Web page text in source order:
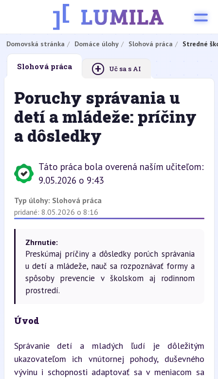
Domovská stránka Domáce úlohy Slohová práca Stredné
Slohová práca + Uč sa s AI
Poruchy správania u
detí a mládeže: príčiny
a dôsledky
Táto práca bola overená naším učiteľom:
9.05.2026 o 9:43
Typ úlohy: Slohová práca
pridané: 8.05.2026 o 8:16
Zhrnutie:
Preskúmaj príčiny a dôsledky porúch správania
u detí a mládeže, nauč sa rozpoznávať formy a
spôsoby prevencie v školskom aj rodinnom
prostredí.
Úvod
Správanie detí a mladých ľudí je dôležitým
ukazovateľom ich vnútornej pohody, duševného
vývinu i schopnosti adaptovať sa v meniacom sa